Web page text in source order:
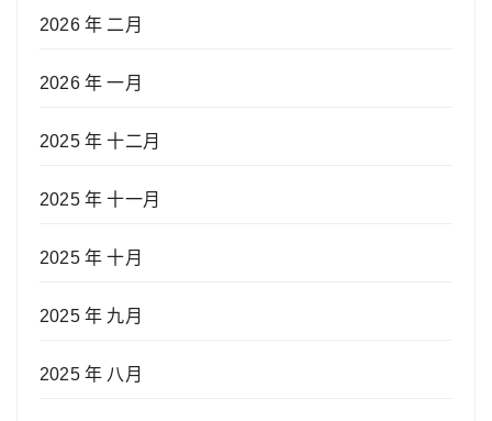
2026 年 二月
2026 年 一月
2025 年 十二月
2025 年 十一月
2025 年 十月
2025 年 九月
2025 年 八月